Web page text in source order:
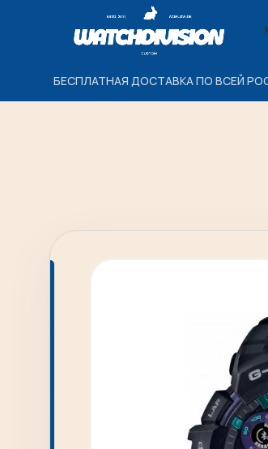
БЕСПЛАТНАЯ ДОСТАВКА ПО ВСЕЙ